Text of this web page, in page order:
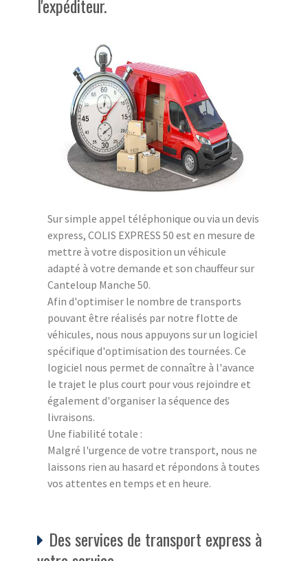
l'expéditeur.
Sur simple appel téléphonique ou via un devis
express, COLIS EXPRESS 50 est en mesure de
mettre à votre disposition un véhicule
adapté à votre demande et son chauffeur sur
Canteloup Manche 50.
Afin d'optimiser le nombre de transports
pouvant être réalisés par notre flotte de
véhicules, nous nous appuyons sur un logiciel
spécifique d'optimisation des tournées. Ce
logiciel nous permet de connaître à l'avance
le trajet le plus court pour vous rejoindre et
également d'organiser la séquence des
livraisons.
Une fiabilité totale :
Malgré l'urgence de votre transport, nous ne
laissons rien au hasard et répondons à toutes
vos attentes en temps et en heure.
Des services de transport express à